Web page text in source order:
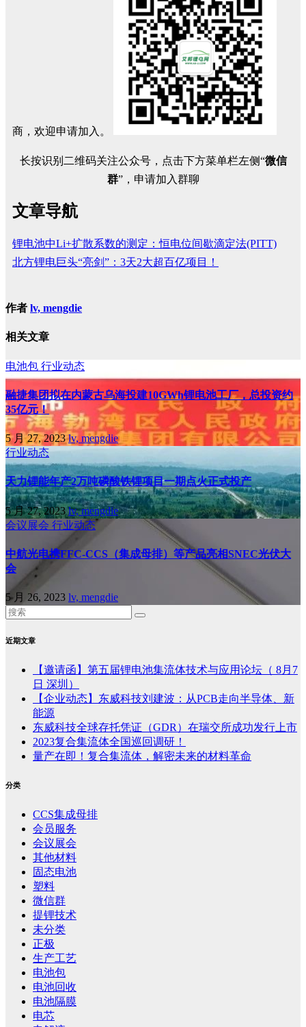
商，欢迎申请加入。
长按识别二维码关注公众号，点击下方菜单栏左侧“微信
群”，申请加入群聊
文章导航
锂电池中Li+扩散系数的测定：恒电位间歇滴定法(PITT)
北方锂电巨头“亮剑”：3天2大超百亿项目！
作者 lv, mengdie
相关文章
电池包 行业动态
融捷集团拟在内蒙古乌海投建10GWh锂电池工厂，总投资约
35亿元！
5 月 27, 2023lv, mengdie
行业动态
天力锂能年产2万吨磷酸铁锂项目一期点火正式投产
5 月 27, 2023lv, mengdie
会议展会 行业动态
中航光电携FFC-CCS（集成母排）等产品亮相SNEC光伏大
会
5 月 26, 2023 lv, mengdie
近期文章
【邀请函】第五届锂电池集流体技术与应用论坛（ 8月7
日 深圳）
【企业动态】东威科技刘建波：从PCB走向半导体、新
能源
东威科技全球存托凭证（GDR）在瑞交所成功发行上市
2023复合集流体全国巡回调研！
量产在即！复合集流体，解密未来的材料革命
分类
CCS集成母排
会员服务
会议展会
其他材料
固态电池
塑料
微信群
提锂技术
未分类
正极
生产工艺
电池包
电池回收
电池隔膜
电芯